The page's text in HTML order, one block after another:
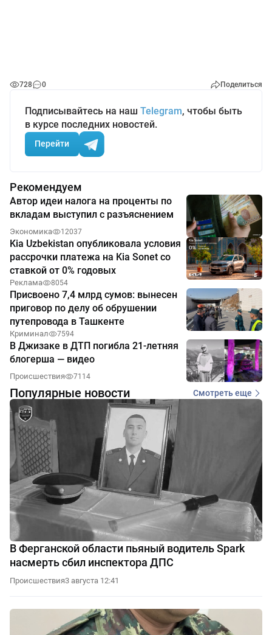
728 0 Поделиться
Подписывайтесь на наш Telegram, чтобы быть
в курсе последних новостей.
Перейти
Рекомендуем
Автор идеи налога на проценты по
вкладам выступил с разъяснением
Экономика 12037
Kia Uzbekistan опубликовала условия
рассрочки платежа на Kia Sonet со
ставкой от 0% годовых
Реклама 8054
Присвоено 7,4 млрд сумов: вынесен
приговор по делу об обрушении
путепровода в Ташкенте
Криминал 7594
В Джизаке в ДТП погибла 21-летняя
блогерша — видео
Происшествия 7114
Популярные новости Смотреть еще
В Ферганской области пьяный водитель Spark
насмерть сбил инспектора ДПС
Происшествия3 августа 12:41